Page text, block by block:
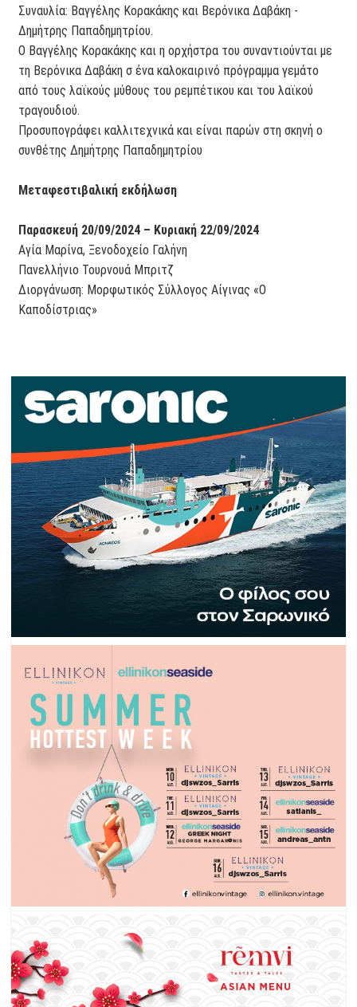
Συναυλία: Βαγγέλης Κορακάκης και Βερόνικα Δαβάκη -
Δημήτρης Παπαδημητρίου.
Ο Βαγγέλης Κορακάκης και η ορχήστρα του συναντιούνται με
τη Βερόνικα Δαβάκη σ ένα καλοκαιρινό πρόγραμμα γεμάτο
από τους λαϊκούς μύθους του ρεμπέτικου και του λαϊκού
τραγουδιού.
Προσυπογράφει καλλιτεχνικά και είναι παρών στη σκηνή ο
συνθέτης Δημήτρης Παπαδημητρίου
Μεταφεστιβαλική εκδήλωση
Παρασκευή 20/09/2024 – Κυριακή 22/09/2024
Αγία Μαρίνα, Ξενοδοχείο Γαλήνη
Πανελλήνιο Τουρνουά Μπριτζ
Διοργάνωση: Μορφωτικός Σύλλογος Αίγινας «Ο
Καποδίστριας»